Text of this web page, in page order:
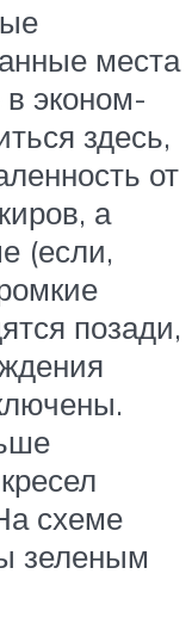
места
эконом-
здесь,
от
а
(если,
позади,
схеме
зеленым